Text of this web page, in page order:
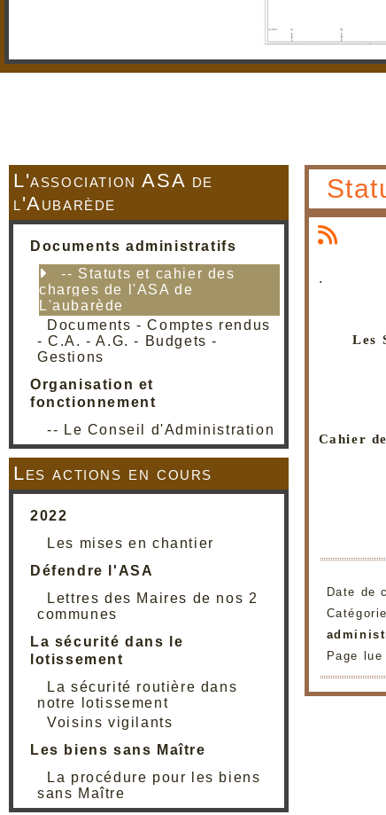
L'association ASA de
l'Aubarède
Documents administratifs
-- Statuts et cahier des
charges de l'ASA de
L'aubarède
Documents - Comptes rendus
- C.A. - A.G. - Budgets -
Gestions
Organisation et
fonctionnement
-- Le Conseil d'Administration
Les actions en cours
2022
Les mises en chantier
Défendre l'ASA
Lettres des Maires de nos 2
communes
La sécurité dans le
lotissement
La sécurité routière dans
notre lotissement
Voisins vigilants
Les biens sans Maître
La procédure pour les biens
sans Maître
.
Les
Cahier
Date de
Page lue